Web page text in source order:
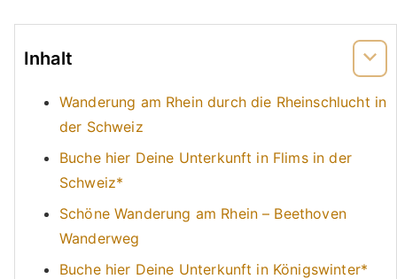
Inhalt
Wanderung am Rhein durch die Rheinschlucht in
der Schweiz
Buche hier Deine Unterkunft in Flims in der
Schweiz*
Schöne Wanderung am Rhein – Beethoven
Wanderweg
Buche hier Deine Unterkunft in Königswinter*